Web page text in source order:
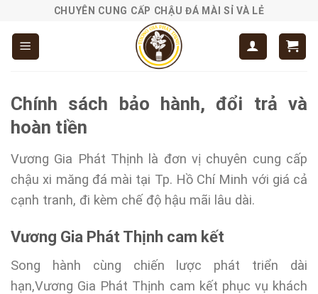
content
CHUYÊN CUNG CẤP CHẬU ĐÁ MÀI SỈ VÀ LẺ
Chính sách bảo hành, đổi trả và
hoàn tiền
Vương Gia Phát Thịnh là đơn vị chuyên cung cấp
chậu xi măng đá mài tại Tp. Hồ Chí Minh với giá cả
cạnh tranh, đi kèm chế độ hậu mãi lâu dài.
Vương Gia Phát Thịnh cam kết
Song hành cùng chiến lược phát triển dài
hạn,Vương Gia Phát Thịnh cam kết phục vụ khách